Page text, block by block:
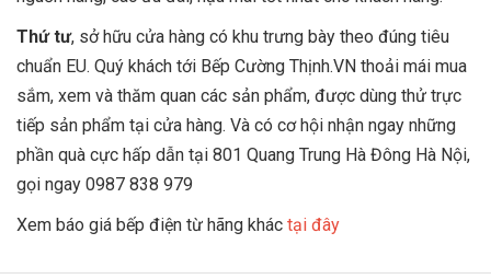
Thứ tư, sở hữu cửa hàng có khu trưng bày theo đúng tiêu
chuẩn EU. Quý khách tới Bếp Cường Thịnh.VN thoải mái mua
sắm, xem và thăm quan các sản phẩm, được dùng thử trực
tiếp sản phẩm tại cửa hàng. Và có cơ hội nhận ngay những
phần quà cực hấp dẫn tại 801 Quang Trung Hà Đông Hà Nội,
gọi ngay 0987 838 979
Xem báo giá bếp điện từ hãng khác tại đây